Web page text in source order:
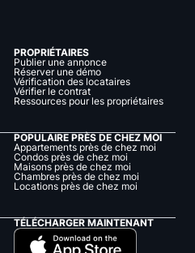
PROPRIÉTAIRES
Publier une annonce
Réserver une démo
Vérification des locataires
Vérifier le contrat
Ressources pour les propriétaires
POPULAIRE PRÈS DE CHEZ MOI
Appartements près de chez moi
Condos près de chez moi
Maisons près de chez moi
Chambres près de chez moi
Locations près de chez moi
TÉLÉCHARGER MAINTENANT